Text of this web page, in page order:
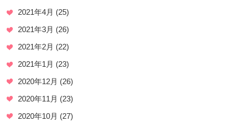
2021年4月 (25)
2021年3月 (26)
2021年2月 (22)
2021年1月 (23)
2020年12月 (26)
2020年11月 (23)
2020年10月 (27)